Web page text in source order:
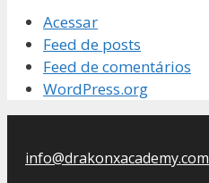
Acessar
Feed de posts
Feed de comentários
WordPress.org
info@drakonxacademy.com